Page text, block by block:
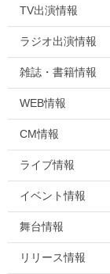
TV出演情報
ラジオ出演情報
雑誌・書籍情報
WEB情報
CM情報
ライブ情報
イベント情報
舞台情報
リリース情報